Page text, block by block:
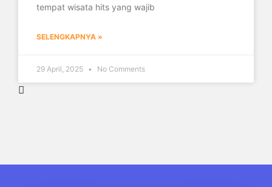
tempat wisata hits yang wajib
SELENGKAPNYA »
29 April, 2025 No Comments